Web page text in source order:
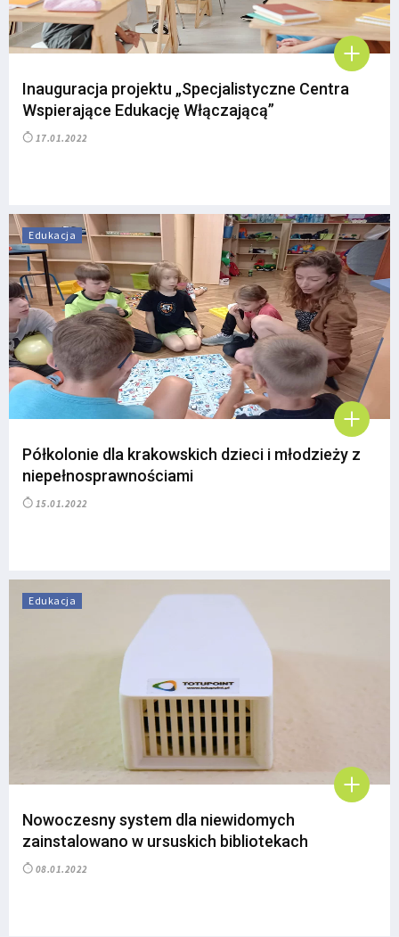
Inauguracja projektu „Specjalistyczne Centra
Wspierające Edukację Włączającą”
17.01.2022
Edukacja
Półkolonie dla krakowskich dzieci i młodzieży z
niepełnosprawnościami
15.01.2022
Edukacja
Nowoczesny system dla niewidomych
zainstalowano w ursuskich bibliotekach
08.01.2022